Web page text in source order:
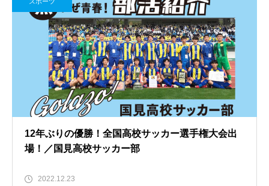
12年ぶりの優勝！全国高校サッカー選手権大会出
場！／国見高校サッカー部
2022.12.23